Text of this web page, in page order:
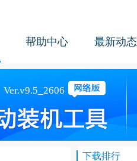
帮助中心 最新动态
下载排行